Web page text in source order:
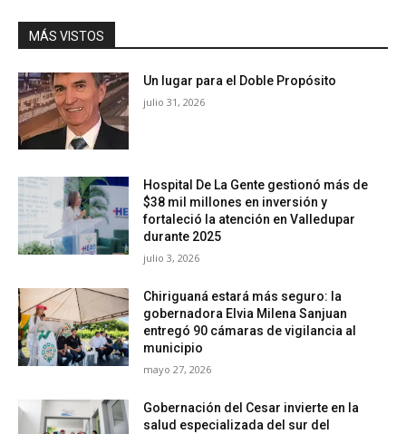
MÁS VISTOS
Un lugar para el Doble Propósito
julio 31, 2026
Hospital De La Gente gestionó más de
$38 mil millones en inversión y
fortaleció la atención en Valledupar
durante 2025
julio 3, 2026
Chiriguaná estará más seguro: la
gobernadora Elvia Milena Sanjuan
entregó 90 cámaras de vigilancia al
municipio
mayo 27, 2026
Gobernación del Cesar invierte en la
salud especializada del sur del